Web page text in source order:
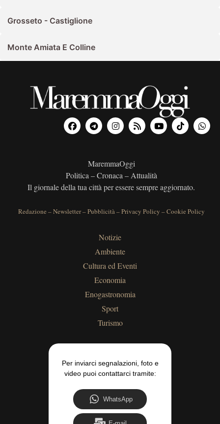
Grosseto - Castiglione
Monte Amiata E Colline
MaremmaOggi
Politica – Cronaca – Attualità
Il giornale della tua città per essere sempre aggiornato.
Redazione –Newsletter–Pubblicità–Privacy Policy –Cookie Policy
Notizie
Ambiente
Cultura ed Eventi
Economia
Enogastronomia
Sport
Turismo
Per inviarci segnalazioni, foto e
video puoi contattarci tramite:
WhatsApp